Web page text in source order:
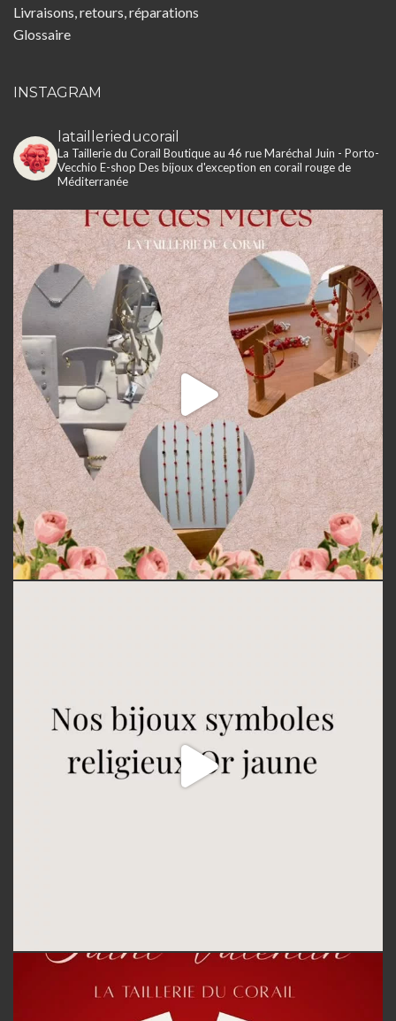
Livraisons, retours, réparations
Glossaire
INSTAGRAM
lataillerieducorail
La Taillerie du Corail Boutique au 46 rue Maréchal Juin - Porto-
Vecchio E-shop Des bijoux d'exception en corail rouge de
Méditerranée